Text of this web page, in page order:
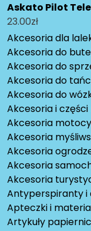
Askato Pilot
23.00zł
Akcesoria dla
Akcesoria do
Akcesoria do
Akcesoria do
Akcesoria do
Akcesoria i
Akcesoria
Akcesoria
Akcesoria
Akcesoria
Akcesoria
Antyperspiranty i
Apteczki i
Artykuły